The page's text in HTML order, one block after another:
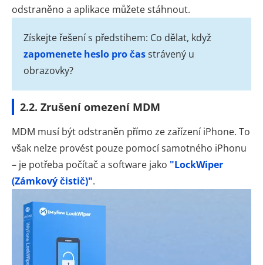
odstraněno a aplikace můžete stáhnout.
Získejte řešení s předstihem: Co dělat, když
zapomenete heslo pro časstrávený u
obrazovky?
2.2. Zrušení omezení MDM
MDM musí být odstraněn přímo ze zařízení iPhone. To
však nelze provést pouze pomocí samotného iPhonu
– je potřeba počítač a software jako "LockWiper
(Zámkový čistič)".